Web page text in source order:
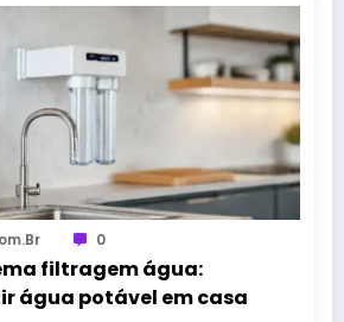
0
filtragem água:
água potável em casa